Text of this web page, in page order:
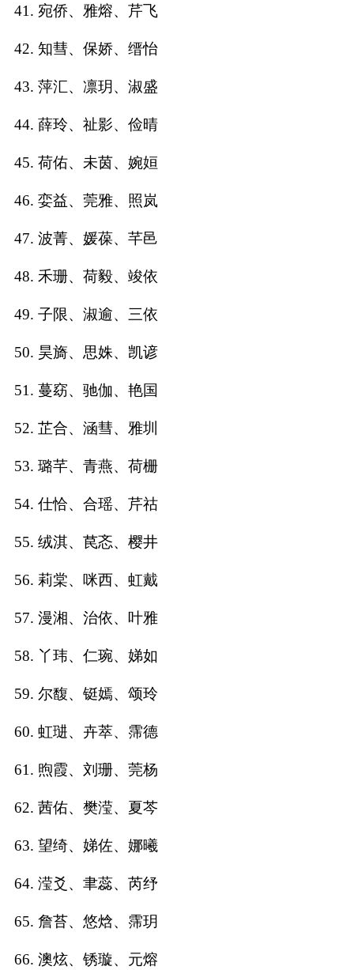
41. 宛侨、雅熔、芹飞
42. 知彗、保娇、缙怡
43. 萍汇、凛玥、淑盛
44. 薛玲、祉影、俭晴
45. 荷佑、未茵、婉姮
46. 娈益、莞雅、照岚
47. 波菁、媛葆、芊邑
48. 禾珊、荷毅、竣依
49. 子限、淑逾、三依
50. 昊旖、思姝、凯谚
51. 蔓窈、驰伽、艳国
52. 芷合、涵彗、雅圳
53. 璐芊、青燕、荷栅
54. 仕恰、合瑶、芹祜
55. 绒淇、苠忞、樱井
56. 莉棠、咪西、虹戴
57. 漫湘、治依、叶雅
58. 丫玮、仁琬、娣如
59. 尔馥、铤嫣、颂玲
60. 虹琎、卉萃、霈德
61. 煦霞、刘珊、莞杨
62. 茜佑、樊滢、夏芩
63. 望绮、娣佐、娜曦
64. 滢爻、聿蕊、芮纾
65. 詹苔、悠焓、霈玥
66. 澳炫、锈璇、元熔